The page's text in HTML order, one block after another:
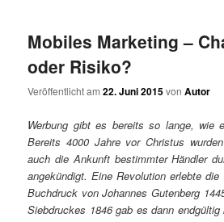
Mobiles Marketing –
oder Risiko?
Veröffentlicht am22. Juni 2015vonAutor
Werbung gibt es bereits so lange, wie
Bereits 4000 Jahre vor Christus
auch die Ankunft bestimmter Händler
angekündigt. Eine Revolution erlebte
Buchdruck von Johannes Gutenberg
Siebdruckes 1846 gab es dann endgültig